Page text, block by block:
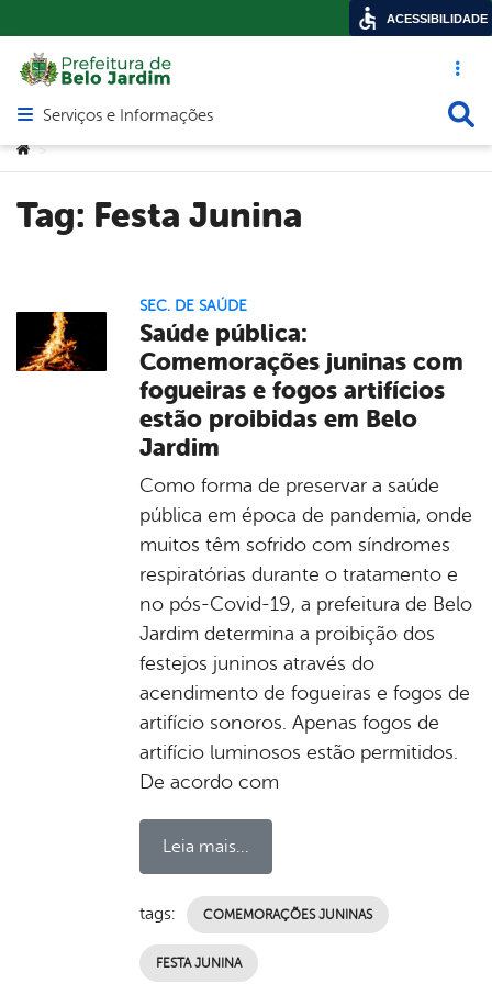
Acesso
Abrir menu principal de navegação
Serviços e Informações
Você está aqui:
>
Tag: Festa Junina
SEC. DE SAÚDE
Saúde pública:
Comemorações juninas com
fogueiras e fogos artifícios
estão proibidas em Belo
Jardim
Como forma de preservar a saúde
pública em época de pandemia, onde
muitos têm sofrido com síndromes
respiratórias durante o tratamento e
no pós-Covid-19, a prefeitura de Belo
Jardim determina a proibição dos
festejos juninos através do
acendimento de fogueiras e fogos de
artifício sonoros. Apenas fogos de
artifício luminosos estão permitidos.
De acordo com
Leia mais...
tags: COMEMORAÇÕES JUNINAS
FESTA JUNINA
ACESSIBILIDADE